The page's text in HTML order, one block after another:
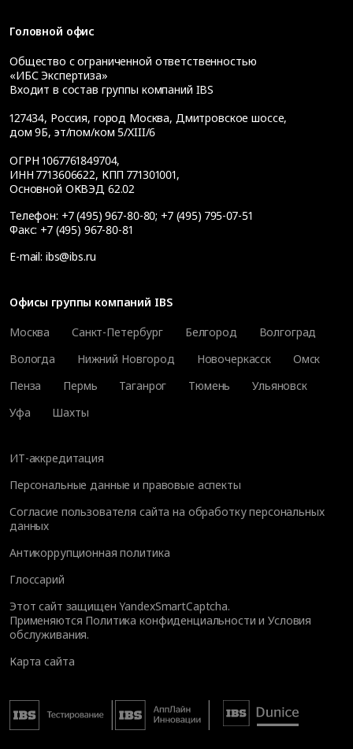
Головной офис
Общество с ограниченной ответственностью
«ИБС Экспертиза»
Входит в состав группы компаний IBS
127434, Россия, город Москва, Дмитровское шоссе,
дом 9Б, эт/пом/ком 5/XIII/6
ОГРН 1067761849704,
ИНН 7713606622, КПП 771301001,
Основной ОКВЭД 62.02
Телефон: +7 (495) 967-80-80; +7 (495) 795-07-51
Факс: +7 (495) 967-80-81
E-mail: ibs@ibs.ru
Офисы группы компаний IBS
Москва
Санкт-Петербург Белгород
Волгоград
Вологда
Нижний Новгород Новочеркасск
Омск
Пенза
Пермь Таганрог Тюмень
Ульяновск
Уфа
Шахты
ИТ-аккредитация
Персональные данные и правовые аспекты
Согласие пользователя сайта на обработку персональных
данных
Антикоррупционная политика
Глоссарий
Этот сайт защищен YandexSmartCaptcha.
Применяются Политика конфиденциальности иУсловия
обслуживания.
Карта сайта